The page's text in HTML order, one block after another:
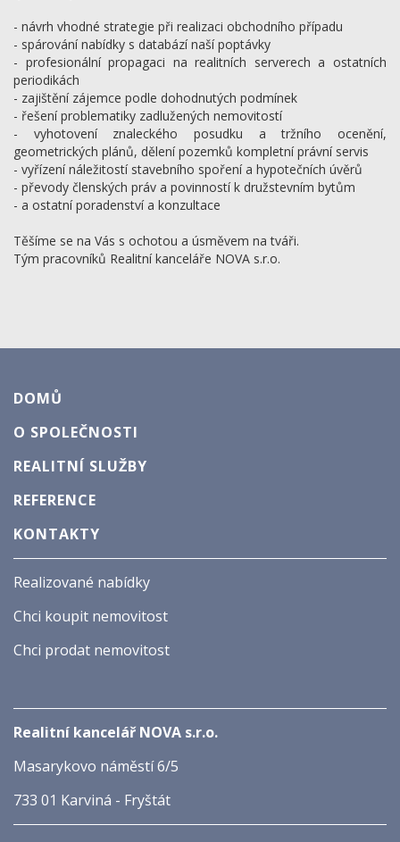
- návrh vhodné strategie při realizaci obchodního případu
- spárování nabídky s databází naší poptávky
- profesionální propagaci na realitních serverech a ostatních
periodikách
- zajištění zájemce podle dohodnutých podmínek
- řešení problematiky zadlužených nemovitostí
- vyhotovení znaleckého posudku a tržního ocenění,
geometrických plánů, dělení pozemků kompletní právní servis
- vyřízení náležitostí stavebního spoření a hypotečních úvěrů
- převody členských práv a povinností k družstevním bytům
- a ostatní poradenství a konzultace
Těšíme se na Vás s ochotou a úsměvem na tváři.
Tým pracovníků Realitní kanceláře NOVA s.r.o.
DOMŮ
O SPOLEČNOSTI
REALITNÍ SLUŽBY
REFERENCE
KONTAKTY
Realizované nabídky
Chci koupit nemovitost
Chci prodat nemovitost
Realitní kancelář NOVA s.r.o.
Masarykovo náměstí 6/5
733 01 Karviná - Fryštát